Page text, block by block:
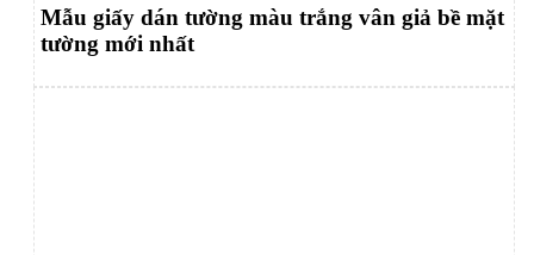
Mẫu giấy dán tường màu trắng vân giả bề mặt
tường mới nhất